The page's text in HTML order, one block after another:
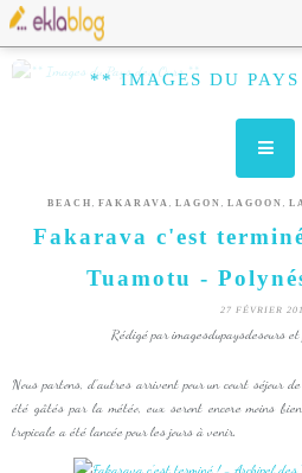
** IMAGES DU
BEACH , FAKARAVA , LAGON , LAGOON ,
Fakarava c'est
Tuamotu -
27 FÉVRIER
Rédigé par imagesdupaysdesours
Nous partons, d'autres arrivent pour un court séjour
été gâtés par la météo, eux seront encore moins
tropicale a été lancée pour les jours à venir.